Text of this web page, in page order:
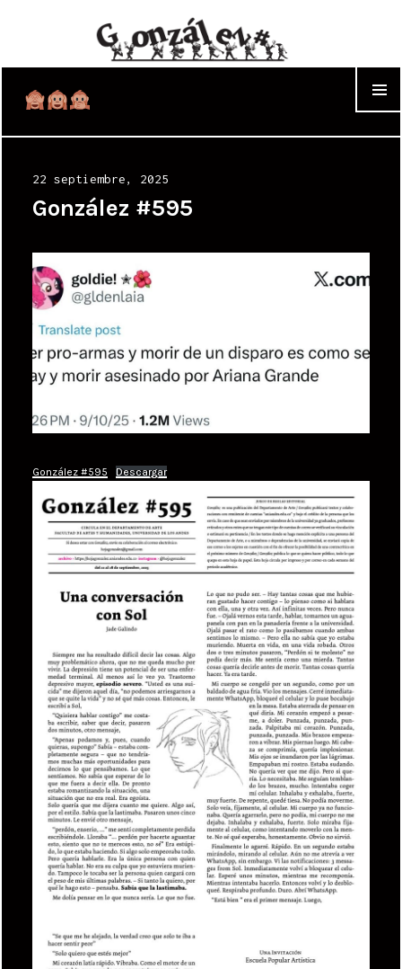
Posted
on
22 septiembre, 2025
González #595
González #595 Descargar